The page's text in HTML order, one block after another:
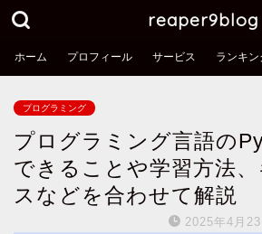
reaper9blog
ホーム プロフィール サービス ランキン
プログラミング
プログラミング言語の
できることや学習方法
スなどを合わせて解説
2025年4月23